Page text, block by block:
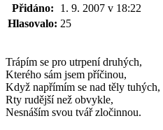
Přidáno:
1. 9. 2007 v 18:22
Hlasovalo: 25
Trápím se pro utrpení druhých,
Kterého sám jsem příčinou,
Když napřímím se nad těly tuhých,
Rty rudější než obvykle,
Nesnáším svou tvář zločinnou.